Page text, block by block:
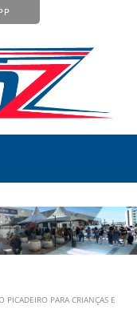
PICADEIRO PARA CRIANÇAS E